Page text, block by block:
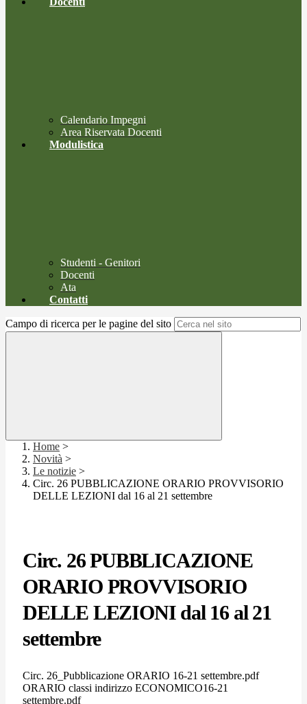
Calendario Impegni
Area Riservata Docenti
Modulistica
Studenti - Genitori
Docenti
Ata
Contatti
Campo di ricerca per le pagine del sito
Home >
Novità >
Le notizie >
Circ. 26 PUBBLICAZIONE ORARIO PROVVISORIO
DELLE LEZIONI dal 16 al 21 settembre
Circ. 26 PUBBLICAZIONE
ORARIO PROVVISORIO
DELLE LEZIONI dal 16 al 21
settembre
Circ. 26_Pubblicazione ORARIO 16-21 settembre.pdf
ORARIO classi indirizzo ECONOMICO16-21
settembre.pdf